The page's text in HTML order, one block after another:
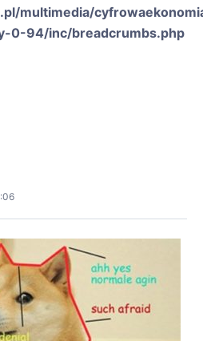
multimedia/
0-94/inc/breadcrumbs.php